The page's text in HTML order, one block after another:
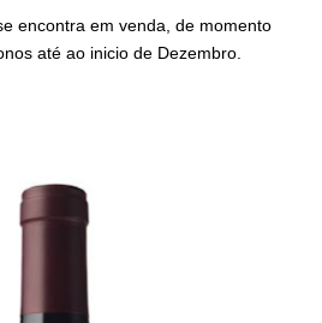
encontra em venda, de momento
até ao inicio de Dezembro.